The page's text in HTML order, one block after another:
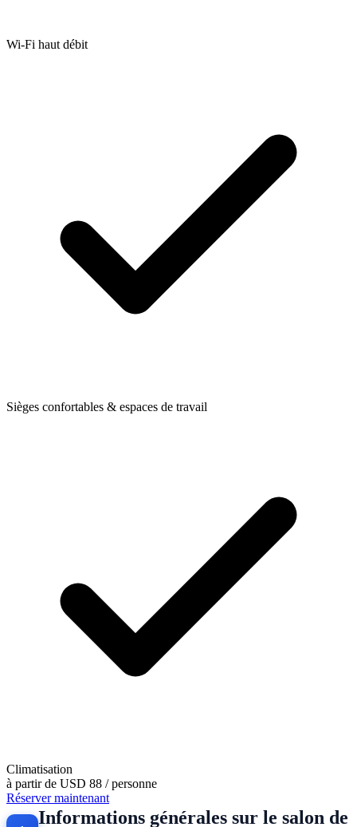
Wi-Fi haut débit
Sièges confortables & espaces de travail
Climatisation
à partir de USD 88 / personne
Réserver maintenant
Informations générales sur le salon de